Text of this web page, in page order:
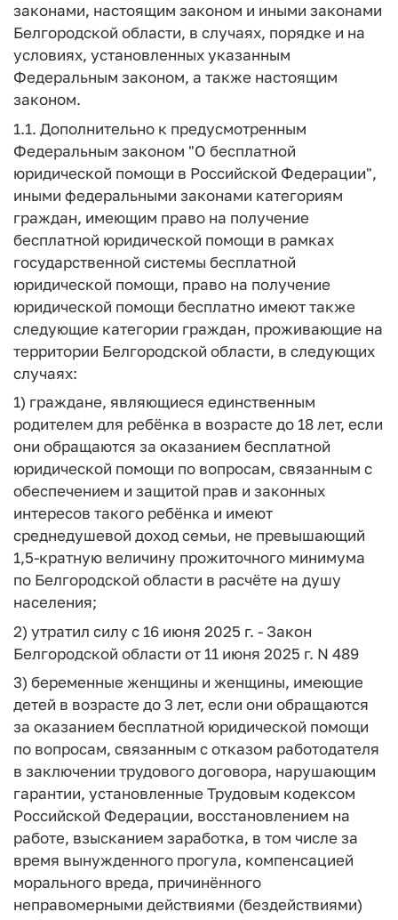
законами, настоящим законом и иными законами
Белгородской области, в случаях, порядке и на
условиях, установленных указанным
Федеральным законом, а также настоящим
законом.
1.1. Дополнительно к предусмотренным
Федеральным законом "О бесплатной
юридической помощи в Российской Федерации",
иными федеральными законами категориям
граждан, имеющим право на получение
бесплатной юридической помощи в рамках
государственной системы бесплатной
юридической помощи, право на получение
юридической помощи бесплатно имеют также
следующие категории граждан, проживающие на
территории Белгородской области, в следующих
случаях:
1) граждане, являющиеся единственным
родителем для ребёнка в возрасте до 18 лет, если
они обращаются за оказанием бесплатной
юридической помощи по вопросам, связанным с
обеспечением и защитой прав и законных
интересов такого ребёнка и имеют
среднедушевой доход семьи, не превышающий
1,5-кратную величину прожиточного минимума
по Белгородской области в расчёте на душу
населения;
2) утратил силу с 16 июня 2025 г. - Закон
Белгородской области от 11 июня 2025 г. N 489
3) беременные женщины и женщины, имеющие
детей в возрасте до 3 лет, если они обращаются
за оказанием бесплатной юридической помощи
по вопросам, связанным с отказом работодателя
в заключении трудового договора, нарушающим
гарантии, установленные Трудовым кодексом
Российской Федерации, восстановлением на
работе, взысканием заработка, в том числе за
время вынужденного прогула, компенсацией
морального вреда, причинённого
неправомерными действиями (бездействиями)